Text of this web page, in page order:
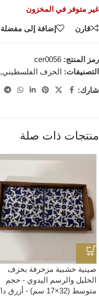
غير متوفر في المخزون
قارن إضافة إلى مفضلة
رمز المنتج: cer0056
التصنيفات: الخزف الفلسطيني,
شارك:
منتجات ذات صلة
صينية خشبية مزخرفة بخزف
الخليل والرسم اليدوي - حجم
متوسط (32×17 سم) - أزرق داكن